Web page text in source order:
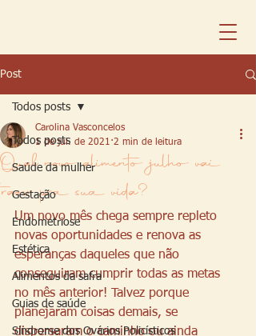
Post
Todos posts
Saúde da mulher
Gestação
Endometriose
Estética
Alimentos da safra
Guias de saúde
Síndrome dos Ovários Policísticos
Todos posts
Qual novo alimento julho vai
trazer pra sua vida?
Carolina Vasconcelos
1 de jul. de 2021 2 min de leitura
Um novo mês chega sempre repleto
novas oportunidades e renova as
esperanças daqueles que não
conseguiram cumprir todas as metas
no mês anterior! Talvez porque
planejaram coisas demais, se
dispersaram o caminho ou ainda